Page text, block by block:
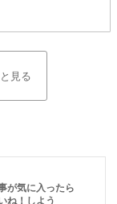
見る
が気に入ったら
ね！しよう